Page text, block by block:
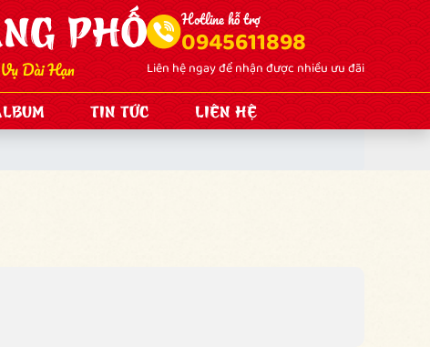
Hotline hỗ trợ
0945611898
Liên hệ ngay để nhận được nhiều ưu đãi
TIN TỨC LIÊN HỆ